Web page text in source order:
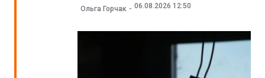
Ольга Горчак 06.08.2026 12:50